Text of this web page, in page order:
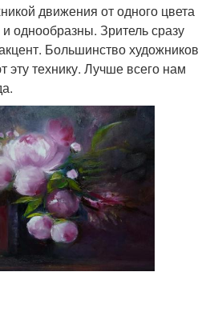
движения от одного цвета
однообразны. Зритель сразу
Большинство художников
эту технику. Лучше всего нам